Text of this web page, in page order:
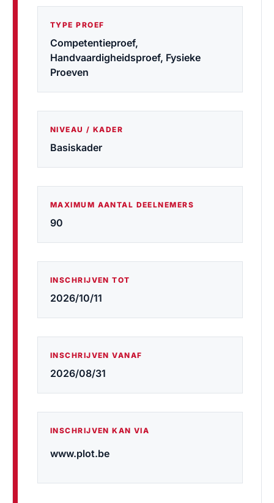
TYPE PROEF
Competentieproef,
Handvaardigheidsproef, Fysieke
Proeven
NIVEAU / KADER
Basiskader
MAXIMUM AANTAL DEELNEMERS
90
INSCHRIJVEN TOT
2026/10/11
INSCHRIJVEN VANAF
2026/08/31
INSCHRIJVEN KAN VIA
www.plot.be